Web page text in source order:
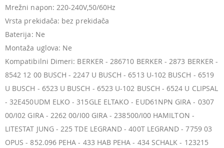
Mrežni napon: 220-240V,50/60Hz
Vrsta prekidača: bez prekidača
Baterija: Ne
Montaža uglova: Ne
Kompatibilni Dimeri: BERKER - 286710 BERKER - 2873 BERKER -
8542 12 00 BUSCH - 2247 U BUSCH - 6513 U-102 BUSCH - 6519
U BUSCH - 6523 U BUSCH - 6523 U-102 BUSCH - 6524 U CLIPSAL
- 32E450UDM ELKO - 315GLE ELTAKO - EUD61NPN GIRA - 0307
00/I02 GIRA - 2262 00/I00 GIRA - 238500/I00 HAMILTON -
LITESTAT JUNG - 225 TDE LEGRAND - 400T LEGRAND - 7759 03
OPUS - 852.096 PEHA - 433 HAB PEHA - 434 SCHALK - 123215